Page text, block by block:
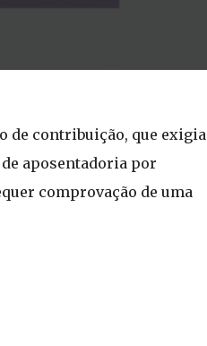
de contribuição, que exigia
aposentadoria por
comprovação de uma